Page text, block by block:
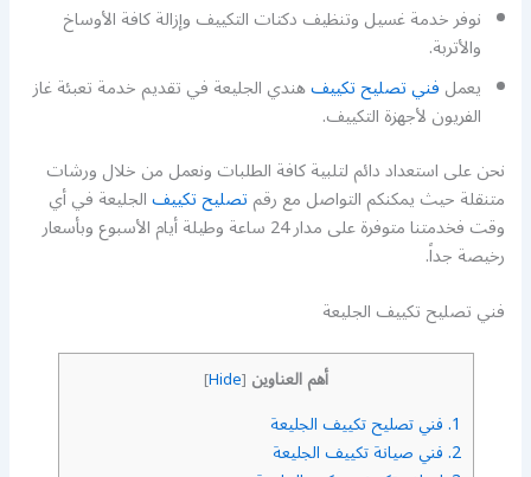
نوفر خدمة غسيل وتنظيف دكتات التكييف وإزالة كافة الأوساخ
والأتربة.
يعملفني تصليح تكييفهندي الجليعة في تقديم خدمة تعبئة غاز
الفريون لأجهزة التكييف.
نحن على استعداد دائم لتلبية كافة الطلبات ونعمل من خلال ورشات
متنقلة حيث يمكنكم التواصل مع رقمتصليح تكييفالجليعة في أي
وقت فخدمتنا متوفرة على مدار 24 ساعة وطيلة أيام الأسبوع وبأسعار
رخيصة جداً.
فني تصليح تكييف الجليعة
أهم العناوين [
Hide
]
1. فني تصليح تكييف الجليعة
2. فني صيانة تكييف الجليعة